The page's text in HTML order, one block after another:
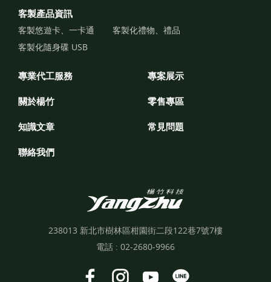
客製產品資訊
客製悠遊卡、一卡通
客製化禮物、禮品
客製化隨身碟 USB
專業代工服務 專案展示
關於楊竹 零售專區
知識文章 常見問題
聯絡我們
238013 新北市樹林區柑園街二段122巷7號7樓
電話 : 02-2680-9966